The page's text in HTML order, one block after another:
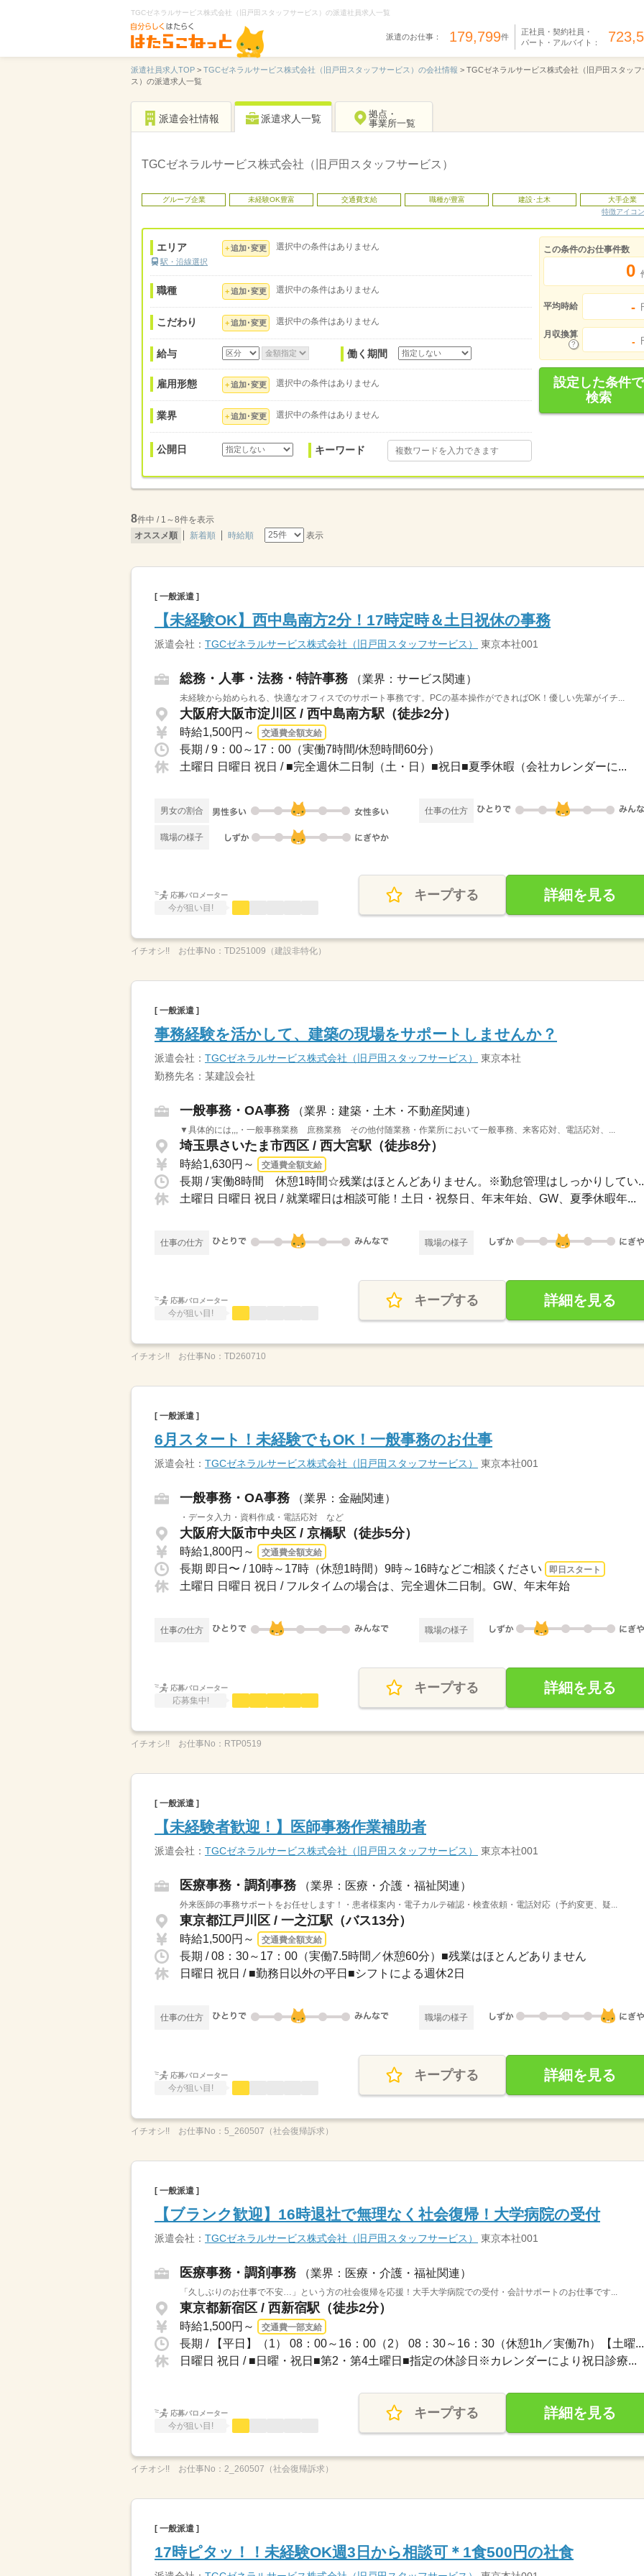
TGCゼネラルサービス株式会社（旧戸田スタッフサービス）の派遣社員求人一覧
派遣のお仕事： 179,799件
正社員・契約社員・
パート・アルバイト：
派遣社員求人TOP > TGCゼネラルサービス株式会社（旧戸田スタッフサービス）の会社情報 > TGCゼネラルサービス株式会社（旧戸田スタッフ
ス）の派遣求人一覧
派遣会社情報 派遣求人一覧
拠点・
事業所一覧
TGCゼネラルサービス株式会社（旧戸田スタッフサービス）
グループ企業 未経験OK豊富 交通費支給 職種が豊富 建設･土木
大手企業
特徴アイコ
エリア
駅・沿線選択
追加･変更 選択中の条件はありません
職種 追加･変更 選択中の条件はありません
こだわり 追加･変更 選択中の条件はありません
給与 働く期間
雇用形態 追加･変更 選択中の条件はありません
業界 追加･変更 選択中の条件はありません
公開日 キーワード
この条件のお仕事件数
0
平均時給 -
月収換算
-
設定した条件で
検索
8件中 / 1～8件を表示
オススメ順
新着順 時給順 表示
[ 一般派遣 ]
【未経験OK】西中島南方2分！17時定時＆土日祝休の事務
派遣会社： TGCゼネラルサービス株式会社（旧戸田スタッフサービス） 東京本社001
総務・人事・法務・特許事務 （業界：サービス関連）
未経験から始められる、快適なオフィスでのサポート事務です。PCの基本操作ができればOK！優しい先輩がイチ...
大阪府大阪市淀川区 / 西中島南方駅（徒歩2分）
時給1,500円～ 交通費全額支給
長期 / 9：00～17：00（実働7時間/休憩時間60分）
土曜日 日曜日 祝日 / ■完全週休二日制（土・日）■祝日■夏季休暇（会社カレンダーに...
男女の割合 仕事の仕方
職場の様子
応募バロメーター
今が狙い目!
キープする 詳細を見る
イチオシ!! お仕事No： TD251009（建設非特化）
[ 一般派遣 ]
事務経験を活かして、建築の現場をサポートしませんか？
派遣会社： TGCゼネラルサービス株式会社（旧戸田スタッフサービス）
東京本社
勤務先名：某建設会社
一般事務・OA事務 （業界：建築・土木・不動産関連）
▼具体的には,,,・一般事務業務 庶務業務 その他付随業務・作業所において一般事務、来客応対、電話応対、...
埼玉県さいたま市西区 / 西大宮駅（徒歩8分）
時給1,630円～ 交通費全額支給
長期 / 実働8時間 休憩1時間☆残業はほとんどありません。※勤怠管理はしっかりしてい
土曜日 日曜日 祝日 / 就業曜日は相談可能！土日・祝祭日、年末年始、GW、夏季休暇年...
仕事の仕方 職場の様子
応募バロメーター
今が狙い目!
キープする 詳細を見る
イチオシ!! お仕事No： TD260710
[ 一般派遣 ]
6月スタート！未経験でもOK！一般事務のお仕事
派遣会社： TGCゼネラルサービス株式会社（旧戸田スタッフサービス） 東京本社001
一般事務・OA事務 （業界：金融関連）
・データ入力・資料作成・電話応対 など
大阪府大阪市中央区 / 京橋駅（徒歩5分）
時給1,800円～ 交通費全額支給
長期 即日〜 / 10時～17時（休憩1時間）9時～16時などご相談ください 即日スタート
土曜日 日曜日 祝日 / フルタイムの場合は、完全週休二日制。GW、年末年始
仕事の仕方 職場の様子
応募バロメーター
応募集中!
キープする 詳細を見る
イチオシ!! お仕事No： RTP0519
[ 一般派遣 ]
【未経験者歓迎！】医師事務作業補助者
派遣会社： TGCゼネラルサービス株式会社（旧戸田スタッフサービス） 東京本社001
医療事務・調剤事務 （業界：医療・介護・福祉関連）
外来医師の事務サポートをお任せします！・患者様案内・電子カルテ確認・検査依頼・電話対応（予約変更、疑...
東京都江戸川区 / 一之江駅（バス13分）
時給1,500円～ 交通費全額支給
長期 / 08：30～17：00（実働7.5時間／休憩60分）■残業はほとんどありません
日曜日 祝日 / ■勤務日以外の平日■シフトによる週休2日
仕事の仕方 職場の様子
応募バロメーター
今が狙い目!
キープする 詳細を見る
イチオシ!! お仕事No： 5_260507（社会復帰訴求）
[ 一般派遣 ]
【ブランク歓迎】16時退社で無理なく社会復帰！大学病院の受付
派遣会社： TGCゼネラルサービス株式会社（旧戸田スタッフサービス） 東京本社001
医療事務・調剤事務 （業界：医療・介護・福祉関連）
「久しぶりのお仕事で不安…」という方の社会復帰を応援！大手大学病院での受付・会計サポートのお仕事です...
東京都新宿区 / 西新宿駅（徒歩2分）
時給1,500円～ 交通費一部支給
長期 / 【平日】（1） 08：00～16：00（2） 08：30～16：30（休憩1h／実働7h）【土曜...
日曜日 祝日 / ■日曜・祝日■第2・第4土曜日■指定の休診日※カレンダーにより祝日診療...
応募バロメーター
今が狙い目!
キープする 詳細を見る
イチオシ!! お仕事No： 2_260507（社会復帰訴求）
[ 一般派遣 ]
17時ピタッ！！未経験OK週3日から相談可＊1食500円の社食